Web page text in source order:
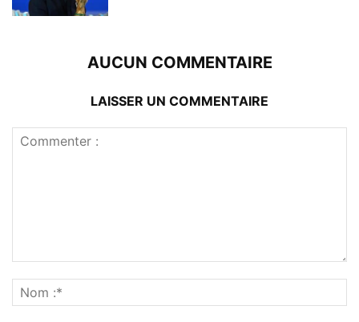
AUCUN COMMENTAIRE
LAISSER UN COMMENTAIRE